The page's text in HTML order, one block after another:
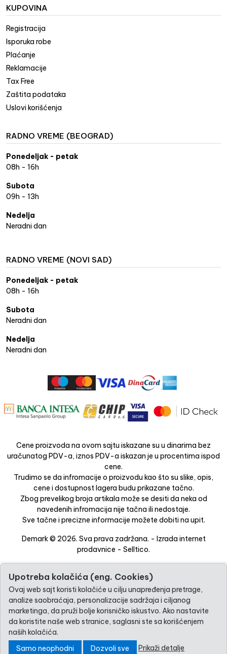
KUPOVINA
Registracija
Isporuka robe
Plaćanje
Reklamacije
Tax Free
Zaštita podataka
Uslovi korišćenja
RADNO VREME (BEOGRAD)
Ponedeljak - petak
08h - 16h
Subota
09h - 13h
Nedelja
Neradni dan
RADNO VREME (NOVI SAD)
Ponedeljak - petak
08h - 16h
Subota
Neradni dan
Nedelja
Neradni dan
Cene proizvoda na ovom sajtu iskazane su u dinarima bez
uračunatog PDV-a, iznos PDV-a iskazan je u procentima ispod
cene.
Trudimo se da infromacije o proizvodu kao što su slike, opis,
cene i dostupnost lagera budu prikazane tačno.
Zbog prevelikog broja artikala može se desiti da neka od
navedenih infromacija nije tačna ili nedostaje.
Sve tačne i precizne informacije možete dobiti na upit.
Demark © 2026. Sva prava zadržana. - Izrada internet
prodavnice - Selltico.
Upotreba kolačića (eng. Cookies)
Ovaj web sajt koristi kolačiće u cilju unapređenja pretrage,
analize saobraćaja, personalizacije sadržaja i ciljanog
marketinga, da pruži bolje korisničko iskustvo. Ako nastavite
da koristite naše web stranice, saglasni ste sa korišćenjem
naših kolačića.
Samo neophodni
Dozvoli sve Prikaži detalje